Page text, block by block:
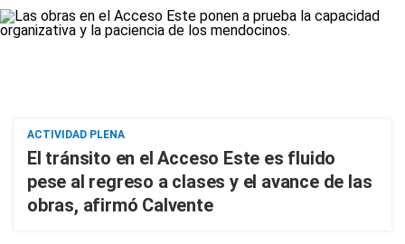
ACTIVIDAD PLENA
El tránsito en el Acceso Este es fluido
pese al regreso a clases y el avance de las
obras, afirmó Calvente